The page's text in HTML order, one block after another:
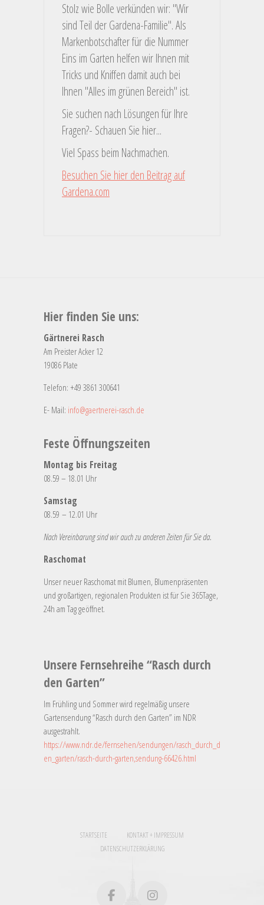
Stolz wie Bolle verkünden wir: "Wir
sind Teil der Gardena-Familie". Als
Markenbotschafter für die Nummer
Eins im Garten helfen wir Ihnen mit
Tricks und Kniffen damit auch bei
Ihnen "Alles im grünen Bereich" ist.
Sie suchen nach Lösungen für Ihre
Fragen?- Schauen Sie hier...
Viel Spass beim Nachmachen.
Besuchen Sie hier den Beitrag auf
Gardena.com
Hier finden Sie uns:
Gärtnerei Rasch
Am Preister Acker 12
19086 Plate
Telefon: +49 3861 300641
E- Mail: info@gaertnerei-rasch.de
Feste Öffnungszeiten
Montag bis Freitag
08.59 – 18.01 Uhr
Samstag
08.59 – 12.01 Uhr
Nach Vereinbarung sind wir auch zu anderen Zeiten für Sie da.
Raschomat
Unser neuer Raschomat mit Blumen, Blumenpräsenten
und großartigen, regionalen Produkten ist für Sie 365Tage,
24h am Tag geöffnet.
Unsere Fernsehreihe “Rasch durch
den Garten”
Im Frühling und Sommer wird regelmäßig unsere
Gartensendung “Rasch durch den Garten” im NDR
ausgestrahlt.
https://www.ndr.de/fernsehen/sendungen/rasch_durch_d
en_garten/rasch-durch-garten,sendung-66426.html
STARTSEITE
KONTAKT + IMPRESSUM
DATENSCHUTZERKLÄRUNG
facebookinstagram